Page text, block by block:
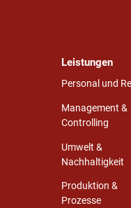
Leistungen
Personal und
Management &
Controlling
Umwelt &
Nachhaltigkeit
Produktion &
Prozesse